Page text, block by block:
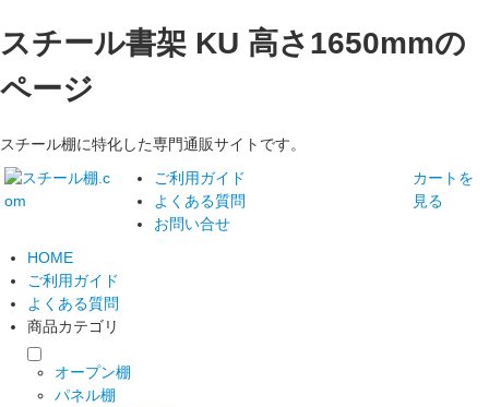
スチール書架 KU 高さ1650mmの
ページ
スチール棚に特化した専門通販サイトです。
ご利用ガイド
よくある質問
お問い合せ
カートを
見る
HOME
ご利用ガイド
よくある質問
商品カテゴリ
オープン棚
パネル棚